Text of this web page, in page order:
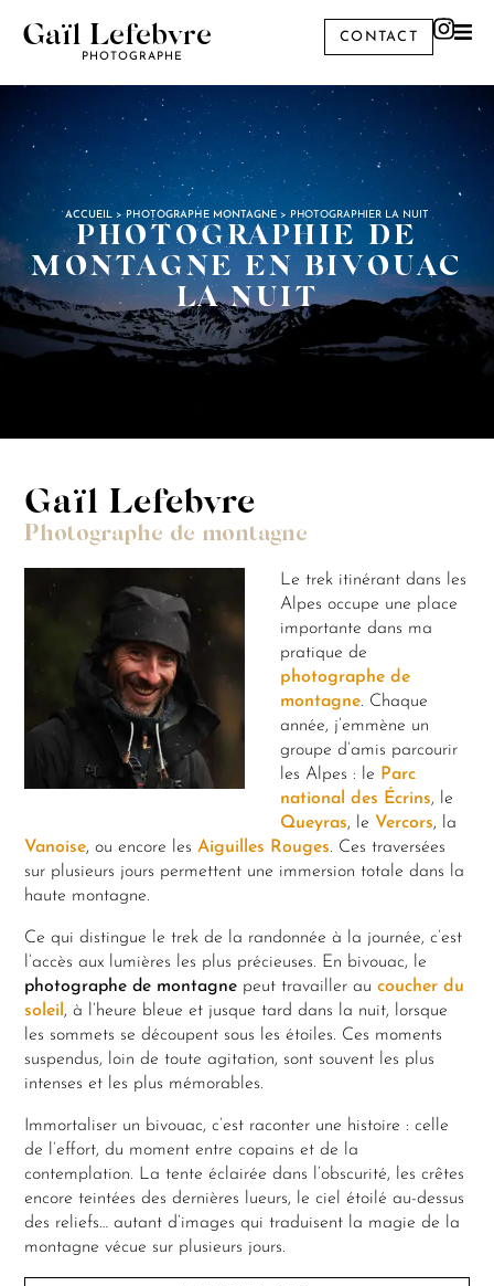
Gaïl Lefebvre
PHOTOGRAPHE
CONTACT
ACCUEIL > PHOTOGRAPHE MONTAGNE > PHOTOGRAPHIER LA NUIT
PHOTOGRAPHIE DE
MONTAGNE EN BIVOUAC
LA NUIT
Gaïl Lefebvre
Photographe de montagne
Le trek itinérant dans les
Alpes occupe une place
importante dans ma
pratique de
photographe de
montagne. Chaque
année, j’emmène un
groupe d’amis parcourir
les Alpes : le Parc
national des Écrins, le
Queyras, le Vercors, la
Vanoise, ou encore lesAiguilles Rouges. Ces traversées
sur plusieurs jours permettent une immersion totale dans la
haute montagne.
Ce qui distingue le trek de la randonnée à la journée, c’est
l’accès aux lumières les plus précieuses. En bivouac, le
photographe de montagne peut travailler aucoucher du
soleil , à l’heure bleue et jusque tard dans la nuit, lorsque
les sommets se découpent sous les étoiles. Ces moments
suspendus, loin de toute agitation, sont souvent les plus
intenses et les plus mémorables.
Immortaliser un bivouac, c’est raconter une histoire : celle
de l’effort, du moment entre copains et de la
contemplation. La tente éclairée dans l’obscurité, les crêtes
encore teintées des dernières lueurs, le ciel étoilé au-dessus
des reliefs… autant d’images qui traduisent la magie de la
montagne vécue sur plusieurs jours.